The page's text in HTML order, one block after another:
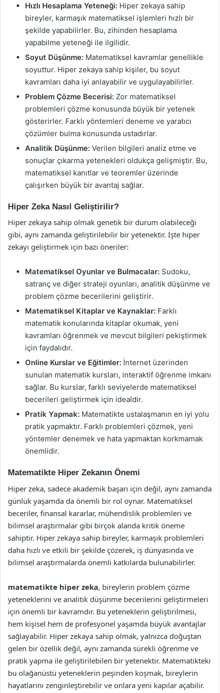
Hızlı Hesaplama Yeteneği: Hiper zekaya sahip
bireyler, karmaşık matematiksel işlemleri hızlı bir
şekilde yapabilirler. Bu, zihinden hesaplama
yapabilme yeteneği ile ilgilidir.
Soyut Düşünme: Matematiksel kavramlar genellikle
soyuttur. Hiper zekaya sahip kişiler, bu soyut
kavramları daha iyi anlayabilir ve uygulayabilirler.
Problem Çözme Becerisi: Zor matematiksel
problemleri çözme konusunda büyük bir yetenek
gösterirler. Farklı yöntemleri deneme ve yaratıcı
çözümler bulma konusunda ustadırlar.
Analitik Düşünme: Verilen bilgileri analiz etme ve
sonuçlar çıkarma yetenekleri oldukça gelişmiştir. Bu,
matematiksel kanıtlar ve teoremler üzerinde
çalışırken büyük bir avantaj sağlar.
Hiper Zeka Nasıl Geliştirilir?
Hiper zekaya sahip olmak genetik bir durum olabileceği
gibi, aynı zamanda geliştirilebilir bir yetenektir. İşte hiper
zekayı geliştirmek için bazı öneriler:
Matematiksel Oyunlar ve Bulmacalar: Sudoku,
satranç ve diğer strateji oyunları, analitik düşünme ve
problem çözme becerilerini geliştirir.
Matematiksel Kitaplar ve Kaynaklar: Farklı
matematik konularında kitaplar okumak, yeni
kavramları öğrenmek ve mevcut bilgileri pekiştirmek
için faydalıdır.
Online Kurslar ve Eğitimler: İnternet üzerinden
sunulan matematik kursları, interaktif öğrenme imkanı
sağlar. Bu kurslar, farklı seviyelerde matematiksel
becerileri geliştirmek için idealdir.
Pratik Yapmak: Matematikte ustalaşmanın en iyi yolu
pratik yapmaktır. Farklı problemleri çözmek, yeni
yöntemler denemek ve hata yapmaktan korkmamak
önemlidir.
Matematikte Hiper Zekanın Önemi
Hiper zeka, sadece akademik başarı için değil, aynı zamanda
günlük yaşamda da önemli bir rol oynar. Matematiksel
beceriler, finansal kararlar, mühendislik problemleri ve
bilimsel araştırmalar gibi birçok alanda kritik öneme
sahiptir. Hiper zekaya sahip bireyler, karmaşık problemleri
daha hızlı ve etkili bir şekilde çözerek, iş dünyasında ve
bilimsel araştırmalarda önemli katkılarda bulunabilirler.
matematikte hiper zeka, bireylerin problem çözme
yeteneklerini ve analitik düşünme becerilerini geliştirmeleri
için önemli bir kavramdır. Bu yeteneklerin geliştirilmesi,
hem kişisel hem de profesyonel yaşamda büyük avantajlar
sağlayabilir. Hiper zekaya sahip olmak, yalnızca doğuştan
gelen bir özellik değil, aynı zamanda sürekli öğrenme ve
pratik yapma ile geliştirilebilen bir yetenektir. Matematikteki
bu olağanüstü yeteneklerin peşinden koşmak, bireylerin
hayatlarını zenginleştirebilir ve onlara yeni kapılar açabilir.